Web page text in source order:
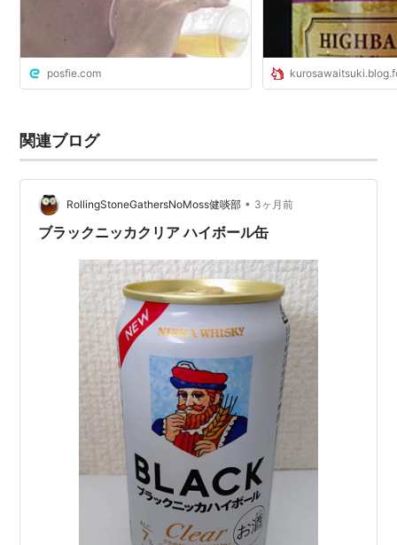
posfie.com
関連ブログ
RollingStoneGathersNoMoss健啖部 • 3ヶ月前
ブラックニッカクリア ハイボール缶